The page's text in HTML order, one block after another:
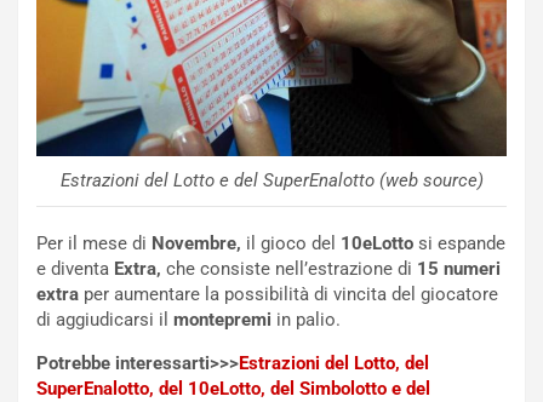
Estrazioni del Lotto e del SuperEnalotto (web source)
Per il mese di Novembre, il gioco del 10eLotto si espande
e diventa Extra, che consiste nell’estrazione di 15 numeri
extra per aumentare la possibilità di vincita del giocatore
di aggiudicarsi il montepremi in palio.
Potrebbe interessarti>>>Estrazioni del Lotto, del
SuperEnalotto, del 10eLotto, del Simbolotto e del
NOTIZIE
s
a
Q
a
s
h
q
a